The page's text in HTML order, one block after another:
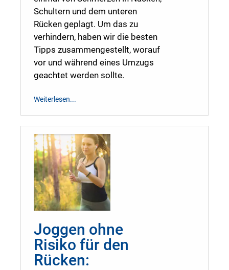
Schultern und dem unteren
Rücken geplagt. Um das zu
verhindern, haben wir die besten
Tipps zusammengestellt, worauf
vor und während eines Umzugs
geachtet werden sollte.
Weiterlesen...
Joggen ohne
Risiko für den
Rücken: